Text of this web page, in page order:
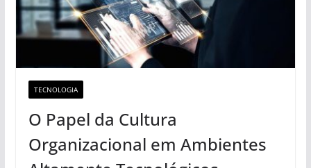
TECNOLOGIA
O Papel da Cultura
Organizacional em Ambientes